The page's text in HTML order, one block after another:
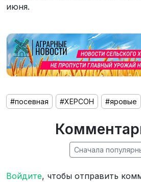
июня.
#посевная #ХЕРСОН #яровые
Сначала
Войдите, чтобы отправить